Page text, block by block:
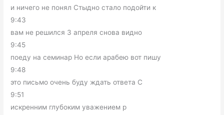
и ничего не понял Стыдно стало подойти к
9:43
вам не решился 3 апреля снова видно
9:45
поеду на семинар Но если арабею вот пишу
9:48
это письмо очень буду ждать ответа С
9:51
искренним глубоким уважением р